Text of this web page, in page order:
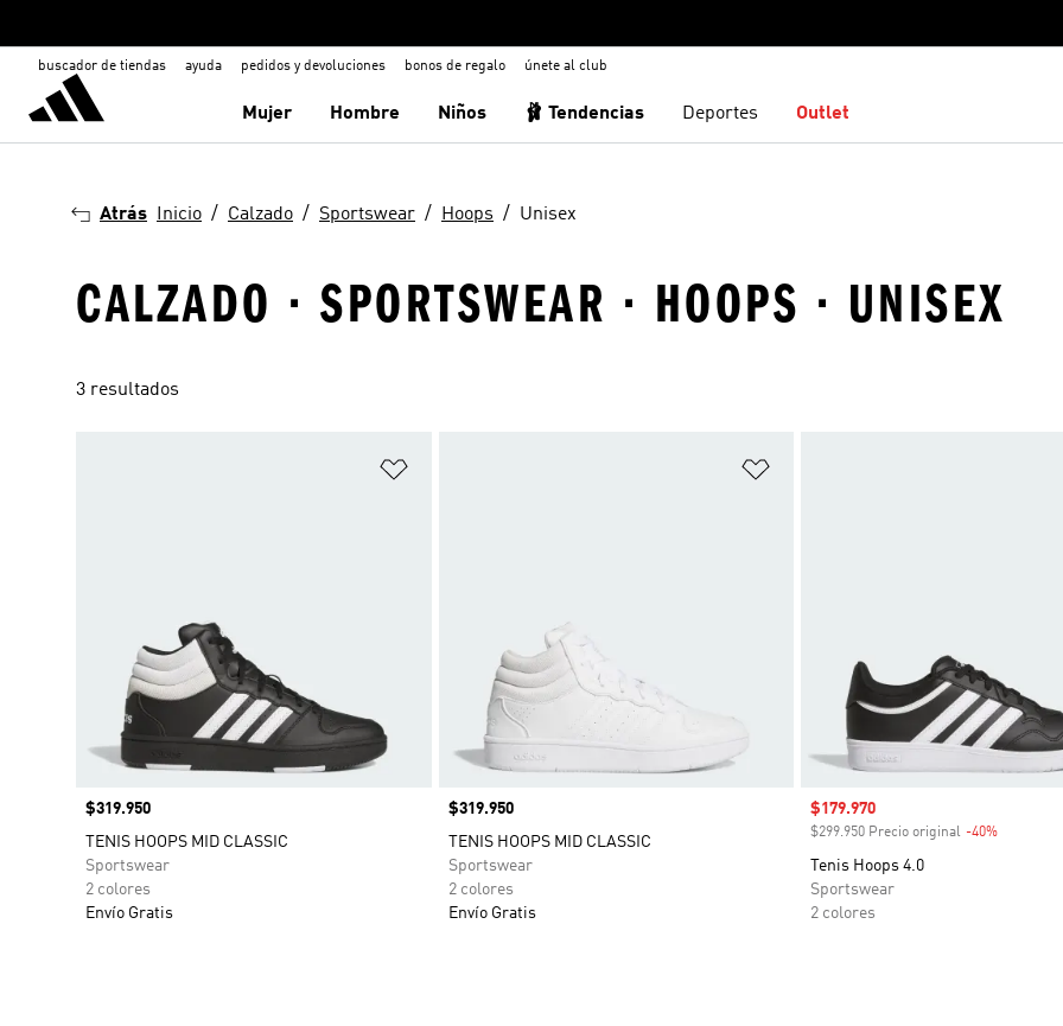
buscador de tiendas ayuda pedidos y devoluciones bonos de regalo únete al club
Mujer Hombre Niños 🩰 Tendencias Deportes Outlet
Atrás Inicio Calzado Sportswear Hoops Unisex
CALZADO · SPORTSWEAR · HOOPS · UNISEX
3 resultados
Precio
$319.950
TENIS HOOPS MID CLASSIC
Sportswear
2 colores
Envío Gratis
Precio
$319.950
TENIS HOOPS MID CLASSIC
Sportswear
2 colores
Envío Gratis
Precio de venta
$179.970
$299.950 Precio original -40%
Tenis Hoops 4.0
Sportswear
2 colores